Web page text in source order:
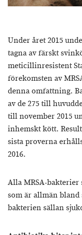
Under året 2015
tagna av färskt
meticillinresistent
förekomsten av
denna omfattning.
av de 275 till
till november 2015
inhemskt kött.
sista proverna
2016.
Alla MRSA-
som är allmän
bakterien sällan